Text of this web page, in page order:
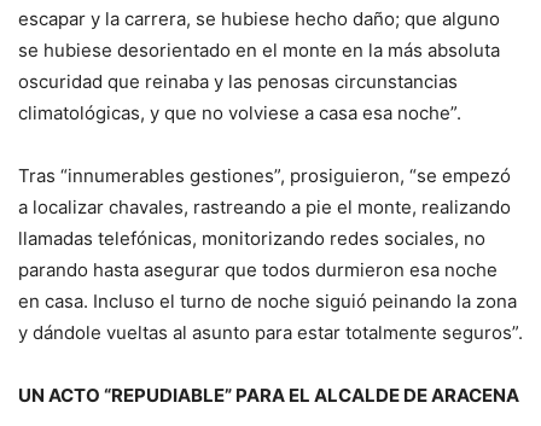
escapar y la carrera, se hubiese hecho daño; que alguno
se hubiese desorientado en el monte en la más absoluta
oscuridad que reinaba y las penosas circunstancias
climatológicas, y que no volviese a casa esa noche”.
Tras “innumerables gestiones”, prosiguieron, “se empezó
a localizar chavales, rastreando a pie el monte, realizando
llamadas telefónicas, monitorizando redes sociales, no
parando hasta asegurar que todos durmieron esa noche
en casa. Incluso el turno de noche siguió peinando la zona
y dándole vueltas al asunto para estar totalmente seguros”.
UN ACTO “REPUDIABLE” PARA EL ALCALDE DE ARACENA